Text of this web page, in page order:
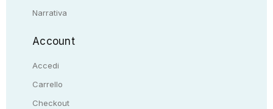
Narrativa
Account
Accedi
Carrello
Checkout